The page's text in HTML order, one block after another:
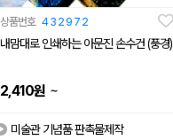
상품번호 432972
내맘대로 인쇄하는 아문진 손수건 (풍경)
2,410원 ~
미술관 기념품 판촉물제작